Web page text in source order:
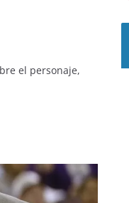
el personaje,